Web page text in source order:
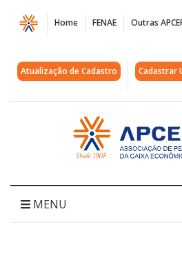
Página
Reunião
do
Deliberativo
prossegue
Home FENAE Outras
Atualização de Cadastro Cadastrar
Acessar
página
inicial
MENU